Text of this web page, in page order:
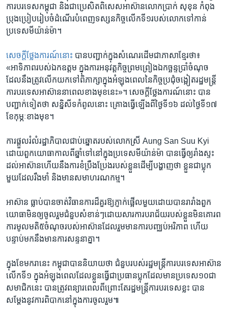
ការបរទេស​កម្ពុជា​ និង​ជា​ប្រេសិត​ពិសេស​អាស៊ាន​លោក​ប្រាក់ សុខុន កំពុង​
ប្រុងប្រៀប​រៀបចំ​ដំណើរ​បំពេញ​ទស្សនកិច្ច​លើក​ទី១​របស់​លោក​ទៅ​កាន់​
ប្រទេស​មីយ៉ាន់ម៉ា។
សេចក្តីថ្លែងការណ៍​នោះ ​បាន​បញ្ជាក់​ក្នុង​សំណេរ​ដើម​ជា​ភាសា​ខ្មែរថា៖
«អាទិភាព​របស់​ឯកឧត្តម ក្នុង​ការអនុវត្ត​កិច្ច​ព្រមព្រៀង​ឯកច្ឆន្ទ​ប្រាំ​ចំណុច​
ដែល​នឹង​ត្រូវលើក​យក​ទៅ​ពិភាក្សា​ក្នុង​អំឡុង​ពេល​នៃ​កិច្ច​ប្រជុំ​ចង្អៀតរដ្ឋមន្ត្រី​
ការបរទេស​អាស៊ាន​នាពេល​ខាង​មុខ​នេះ»។ សេចក្តី​ថ្លែងការណ៍​នោះ បាន​
បញ្ជាក់​ទៀត​ថា សន្និសីទ​កំពូល​នោះ គ្រោងធ្វើ​ឡើង​ពី​ថ្ងៃ​ទី១៦ ដល់​ថ្ងៃ​ទី១៧
ខែ​កុម្ភៈ​ខាង​មុខ។
ការផ្តួល​រំលំ​រដ្ឋាភិបាល​ជាប់ឆ្នោត​របស់​លោក​ស្រី Aung San Suu Kyi
ដោយ​ពួក​យោធា​កាលពី​ឆ្នាំ​ទៅ​នៅ​ក្នុង​ប្រទេស​មីយ៉ាន់ម៉ា បានធ្វើ​ឲ្យ​រាំងស្ទះ​
ដល់​អាស៊ាន​ហើយ​នឹង​ការ​ខំប្រឹង​ប្រែង​របស់​ខ្លួន​ដើម្បី​បង្ហាញ​ថា​ ខ្លួន​ជា​ប្លុក​
មួយ​ដែល​រឹងមាំ​ និង​មាន​សមាហរណកម្ម។
អាស៊ាន ធ្លាប់​បាន​ចាត់​វិធានការដ៏​គួរ​ឱ្យ​ភ្ញាក់ផ្អើល​មួយ​ដោយបាន​រារាំង​ពួក​
យោធា​មិន​ឲ្យ​ចូលរួមជំនួប​សំខាន់ៗដោយ​សារ​ការបរាជ័យ​របស់​ខ្លួន​មិន​គោរព
ការ​មូលមតិ៥​ចំណុច​របស់​អាស៊ាន​ដែល​រួមមាន​ការបញ្ឈប់​អរិភាព ​ហើយ​
បន្ទាប់​មក​នឹង​មាន​ការសន្ទនា​គ្នា។
ក្នុង​ខែ​មករា​នេះ កម្ពុជា​បាន​និយាយ​ថា ជំនួប​របស់​រដ្ឋមន្ត្រី​ការបរទេស​អាស៊ាន
លើក​ទី១​ ក្នុង​អំឡុង​ពេល​ដែល​ខ្លួន​ធ្វើ​ជា​ប្រធាន​ប្លុក​ដែល​មាន​ប្រទេស​១០ជា​
សមាជិក​នេះ បាន​ត្រូវ​ពន្យារ​ពេល​ពីព្រោះតែ​រដ្ឋមន្ត្រី​ការបរទេស​ខ្លះ បាន​
សម្តែង​នូវ​ការ​ពិបាក​នៅ​ក្នុង​ការ​ចូលរួម៕